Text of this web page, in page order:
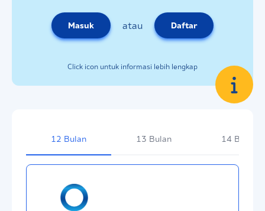
Masuk atau Daftar
Click icon untuk informasi lebih lengkap
12 Bulan 13 Bulan 14 Bulan